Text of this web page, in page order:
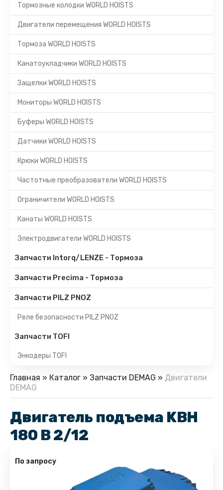
Тормозные колодки WORLD HOISTS
Двигатели перемещения WORLD HOISTS
Тормоза WORLD HOISTS
Канатоукладчики WORLD HOISTS
Защелки WORLD HOISTS
Мониторы WORLD HOISTS
Буферы WORLD HOISTS
Датчики WORLD HOISTS
Крюки WORLD HOISTS
Частотные преобразователи WORLD HOISTS
Ограничители WORLD HOISTS
Канаты WORLD HOISTS
Электродвигатели WORLD HOISTS
Запчасти Intorq/LENZE - Тормоза
Запчасти Precima - Тормоза
Запчасти PILZ PNOZ
Реле безопасности PILZ PNOZ
Запчасти TOFI
Энкодеры TOFI
Главная » Каталог » Запчасти DEMAG » Двигатели
DEMAG
Двигатель подъема KBH
180 B 2/12
По запросу